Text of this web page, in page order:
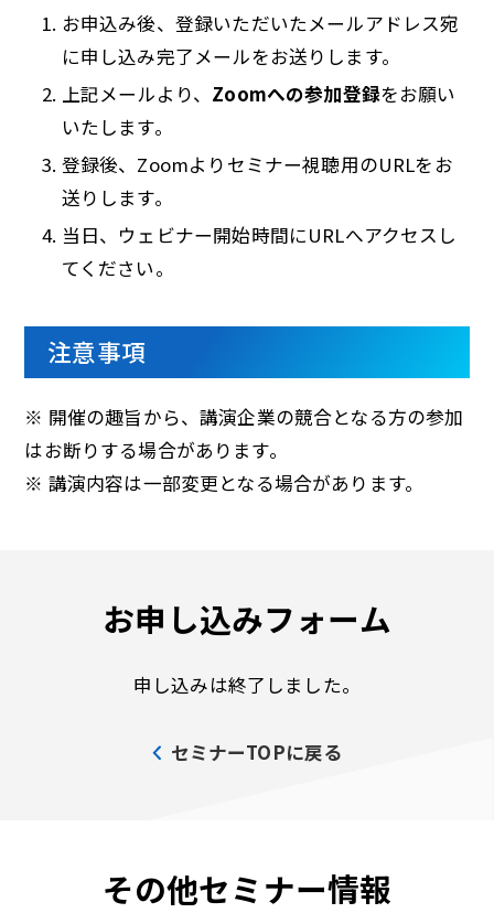
お申込み後、登録いただいたメールアドレス宛
に申し込み完了メールをお送りします。
上記メールより、 Zoomへの参加登録をお願い
いたします。
登録後、Zoomよりセミナー視聴用のURLをお
送りします。
当日、ウェビナー開始時間にURLへアクセスし
てください。
注意事項
※ 開催の趣旨から、講演企業の競合となる方の参加
はお断りする場合があります。
※ 講演内容は一部変更となる場合があります。
お申し込みフォーム
申し込みは終了しました。
セミナーTOPに戻る
その他セミナー情報